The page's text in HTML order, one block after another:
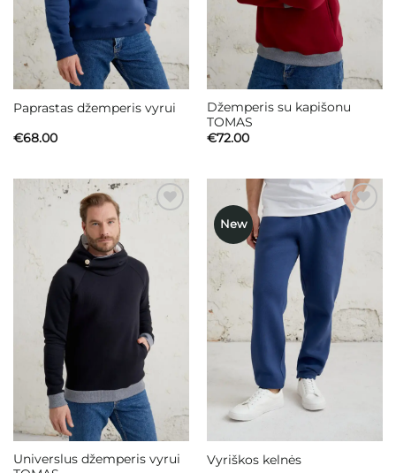
Paprastas džemperis vyrui
€68.00
Džemperis su kapišonu
TOMAS
€72.00
Mėgstamiausias
Universlus džemperis vyrui
New
Mėgstamiausias
Vyriškos kelnės